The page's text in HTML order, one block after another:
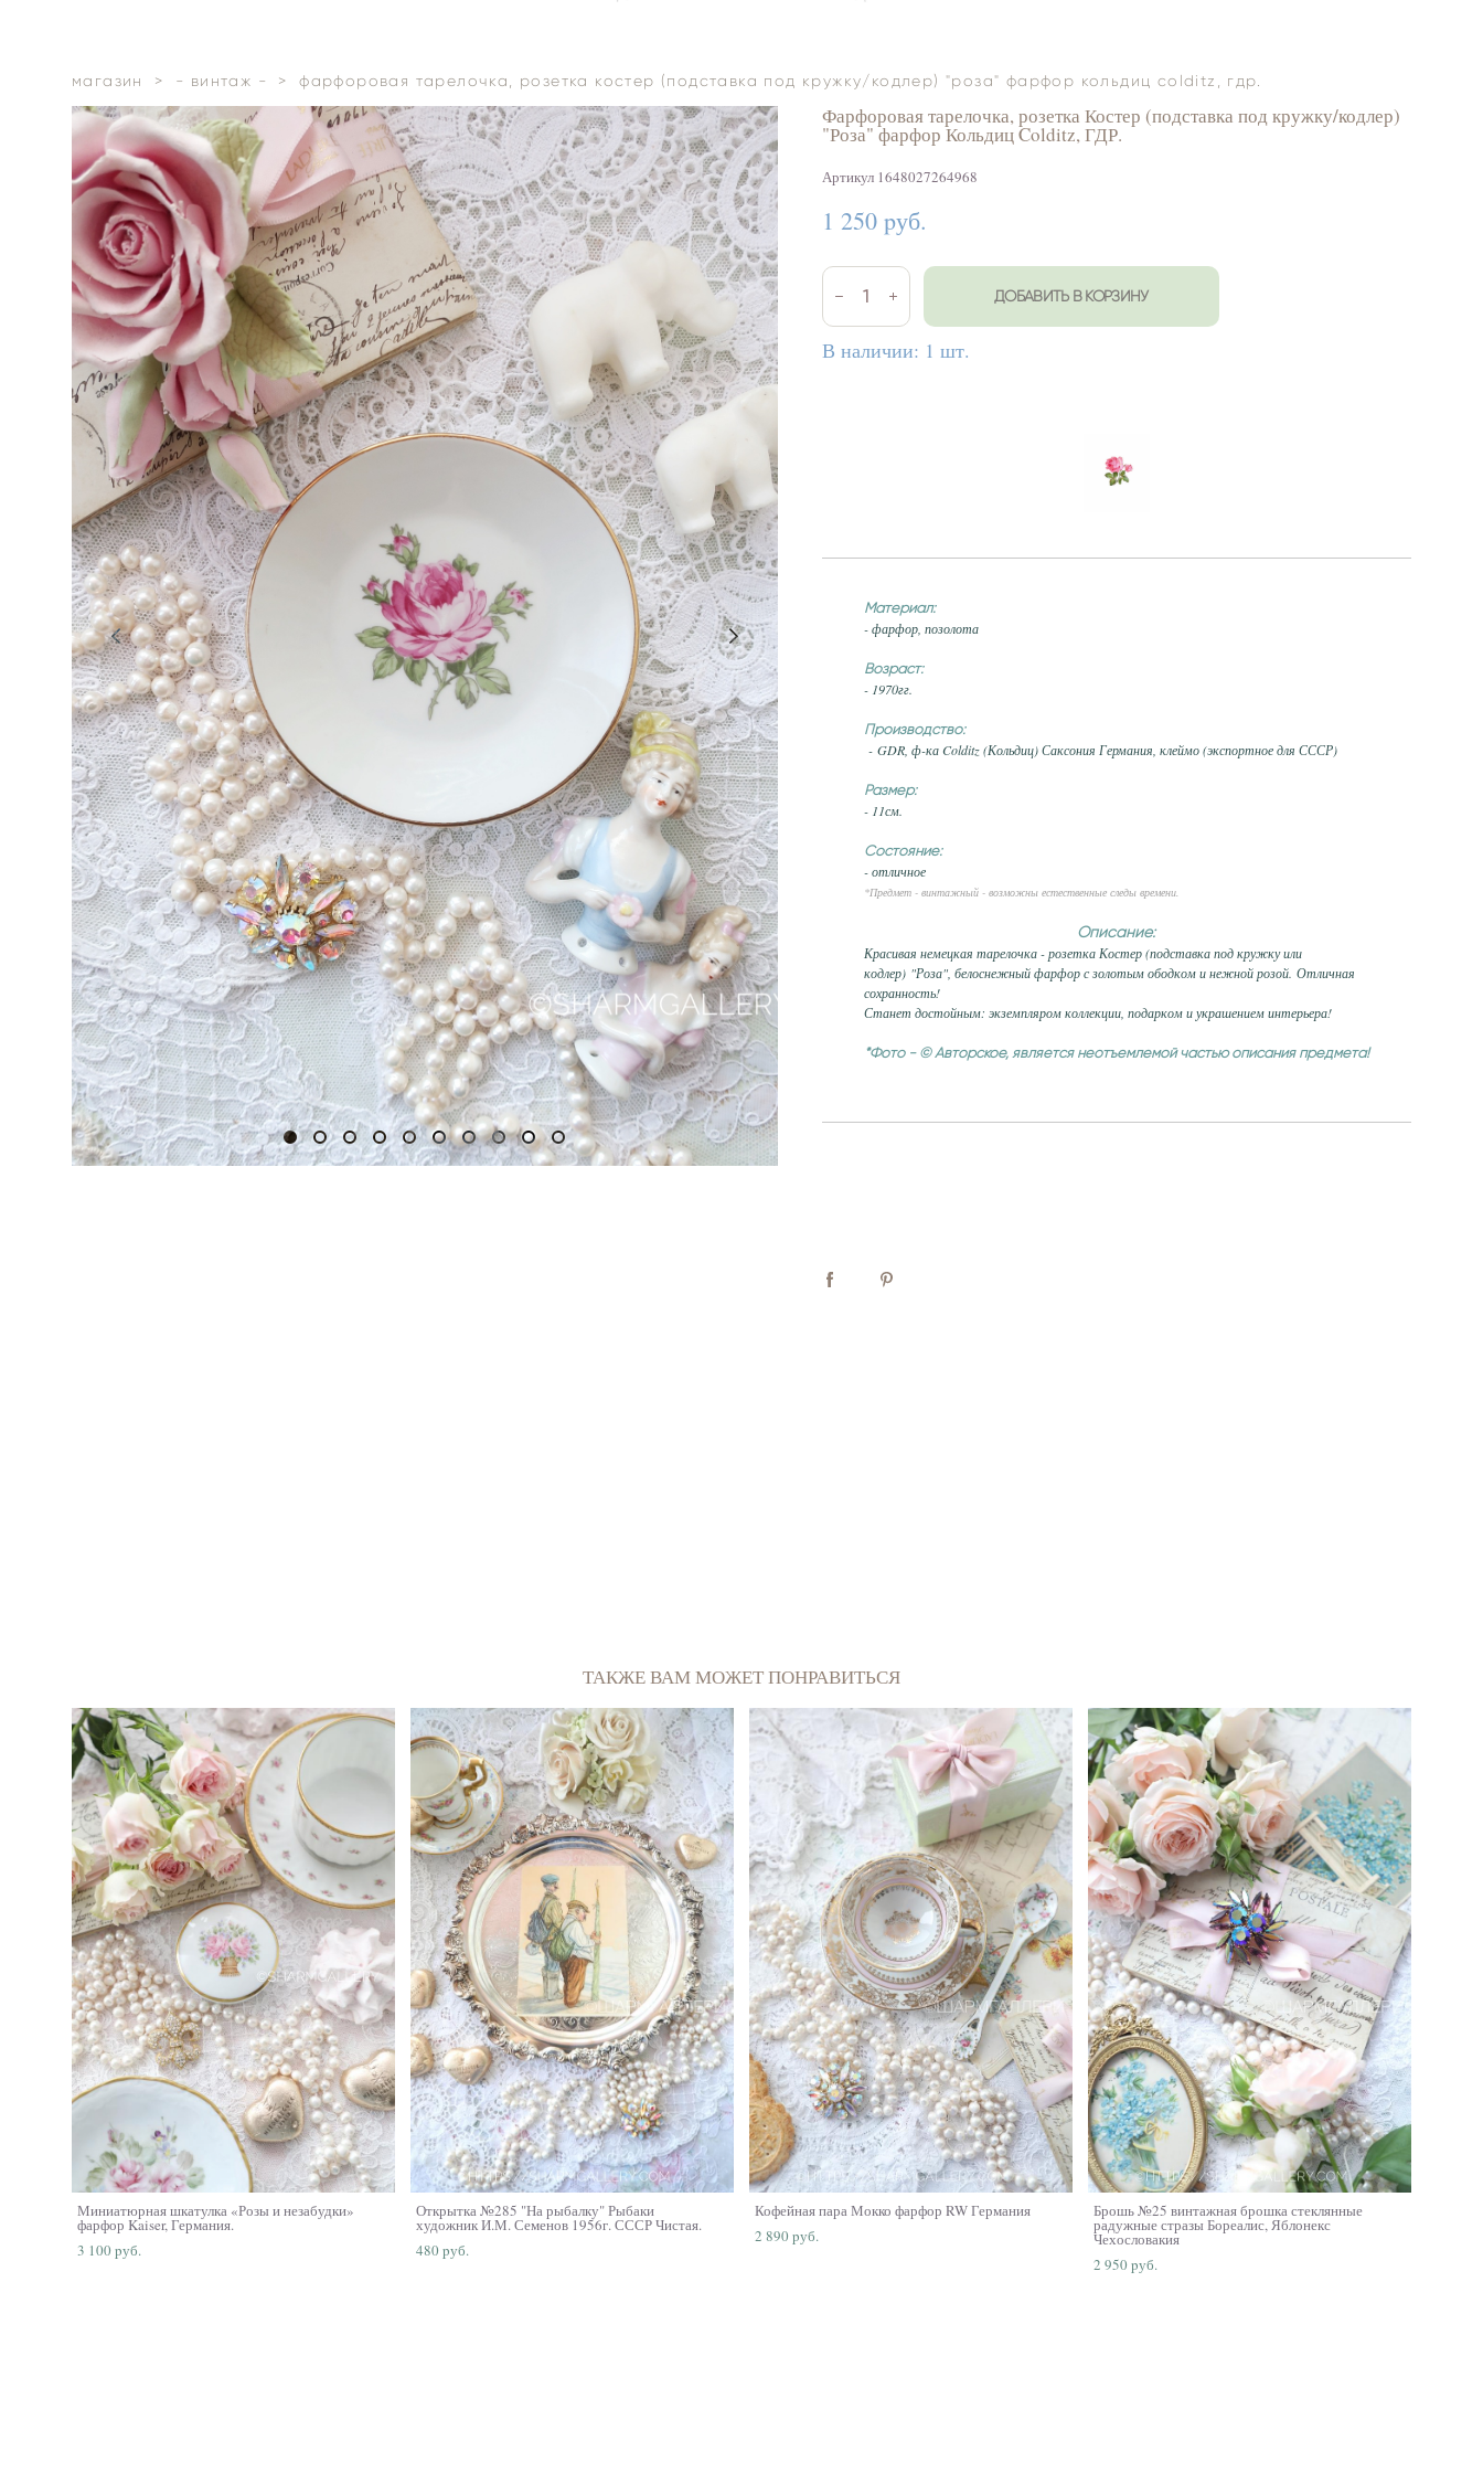
магазин > - винтаж - > фарфоровая тарелочка, розетка костер (подставка под кружку/кодлер) "роза" фарфор кольдиц colditz, гдр.
Фарфоровая тарелочка, розетка Костер (подставка под кружку/кодлер)
"Роза" фарфор Кольдиц Colditz, ГДР.
Артикул 1648027264968
1 250 pуб.
В наличии: 1 шт.
ДОБАВИТЬ В КОРЗИНУ
Материал:
- фарфор, позолота
Возраст:
- 1970гг.
Производство:
- GDR, ф-ка Colditz (Кольдиц) Саксония Германия, клеймо (экспортное для СССР)
Размер:
- 11см.
Состояние:
- отличное
*Предмет - винтажный - возможны естественные следы времени.
Описание:
Красивая немецкая тарелочка - розетка Костер (подставка под кружку или
кодлер) "Роза", белоснежный фарфор с золотым ободком и нежной розой. Отличная
сохранность!
Станет достойным: экземпляром коллекции, подарком и украшением интерьера!
*Фото - © Авторское, является неотъемлемой частью описания предмета!
ТАКЖЕ ВАМ МОЖЕТ ПОНРАВИТЬСЯ
Миниатюрная шкатулка «Розы и незабудки»
фарфор Kaiser, Германия.
3 100 pуб.
Открытка №285 "На рыбалку" Рыбаки
художник И.М. Семенов 1956г. СССР Чистая.
480 pуб.
Кофейная пара Мокко фарфор RW Германия
2 890 pуб.
Брошь №25 винтажная брошка стеклянные
радужные стразы Бореалис, Яблонекс
Чехословакия
2 950 pуб.